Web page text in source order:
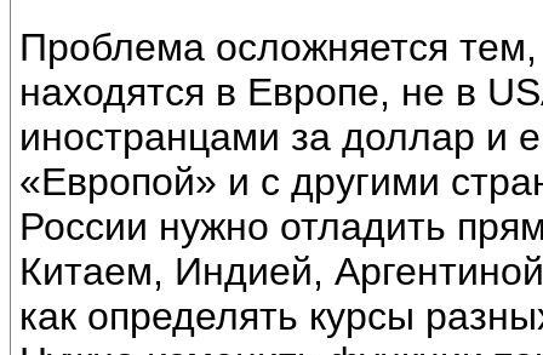
Проблема осложняется
находятся в Европе, не в
иностранцами за доллар и
«Европой» и с другими
России нужно отладить
Китаем, Индией,
как определять курсы